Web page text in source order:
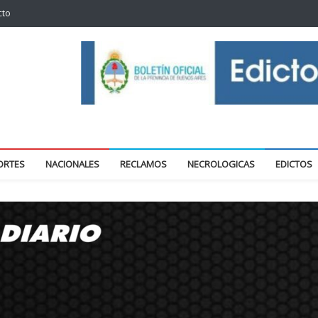
NACIONALES RECLAMOS NECROLOGICAS EDICTOS